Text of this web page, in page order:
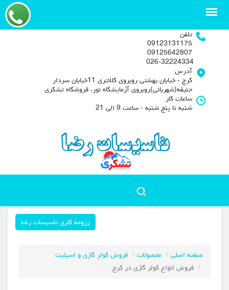
تلفن
09123131175
09125642807
آدرس
کرج - خیابان بهشتی روبروی کلانتری 11خیابان سردار
حنیفه(شهربانی)روبروی آزمایشگاه نور، فروشگاه تشکری
ساعات کار
شنبه تا پنج شنبه - ساعت 9 الی 21
رزومه کاری تاسیسات رضا
صفحه اصلی محصولات
فروش کولر گازی و اسپلیت
فروش انواع کولر گازی در کرج